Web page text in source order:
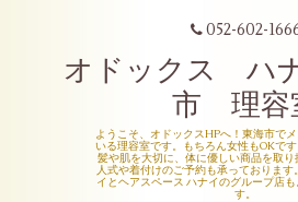
052-602-
オドックス ハ
市 理容
ようこそ、オドックスHPへ！東海市で
いる理容室です。もちろん女性もOKで
髪や肌を大切に、体に優しい商品を取
人式や着付けのご予約も承っております
イとヘアスペース ハナイのグループ店
す。